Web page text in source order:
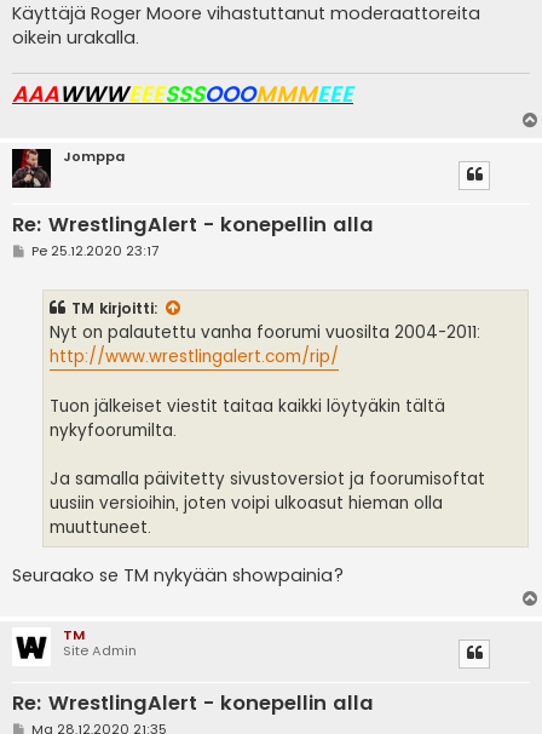
Käyttäjä Roger Moore vihastuttanut moderaattoreita
oikein urakalla.
AAAWWWEEESSSOOOMMMEEE
Jomppa
Re: WrestlingAlert - konepellin alla
VPe 25.12.2020 23:17
TM kirjoitti:
Nyt on palautettu vanha foorumi vuosilta 2004-2011:
http://www.wrestlingalert.com/rip/
Tuon jälkeiset viestit taitaa kaikki löytyäkin tältä
nykyfoorumilta.
Ja samalla päivitetty sivustoversiot ja foorumisoftat
uusiin versioihin, joten voipi ulkoasut hieman olla
muuttuneet.
Seuraako se TM nykyään showpainia?
TM
Site Admin
Re: WrestlingAlert - konepellin alla
VMa 28.12.2020 21:35